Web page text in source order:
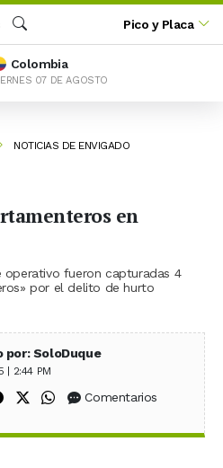
Buscar
Pico y Placa
Colombia
07 DE AGOSTO
NOTICIAS DE ENVIGADO
en
fueron capturadas 4
por el delito de hurto
por: SoloDuque
| 2:44 PM
Compartir en Facebook
Compartir en X (Twitter)
Compartir en WhatsApp
Comentarios